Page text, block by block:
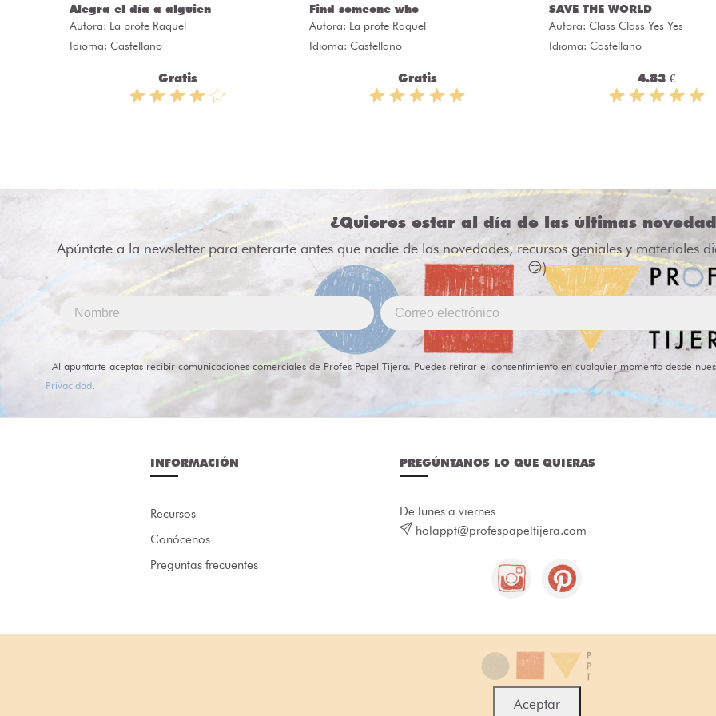
Alegra el día a alguien
Autora: La profe Raquel
Idioma: Castellano
Gratis
Find someone who
Autora: La profe Raquel
Idioma: Castellano
Gratis
SAVE THE WORLD
Autora: Class Class Yes Yes
Idioma: Castellano
4.83 €
¿Quieres estar al día de las últimas
Apúntate a la newsletter para enterarte antes que nadie de las novedades, recursos geniales y materiales
😏)
Al apuntarte aceptas recibir comunicaciones comerciales de Profes Papel Tijera. Puedes retirar el consentimiento en cualquier momento desde
Privacidad.
INFORMACIÓN
Recursos
Conócenos
Preguntas frecuentes
PREGÚNTANOS LO QUE QUIERAS
De lunes a viernes
holappt@profespapeltijera.com
Aceptar